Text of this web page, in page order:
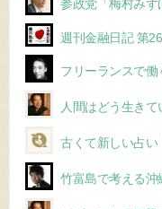
参政党「梅村みず
週刊金融日記 第
フリーランスで働
人間はどう生き
古くて新しい占い
竹富島で考える沖